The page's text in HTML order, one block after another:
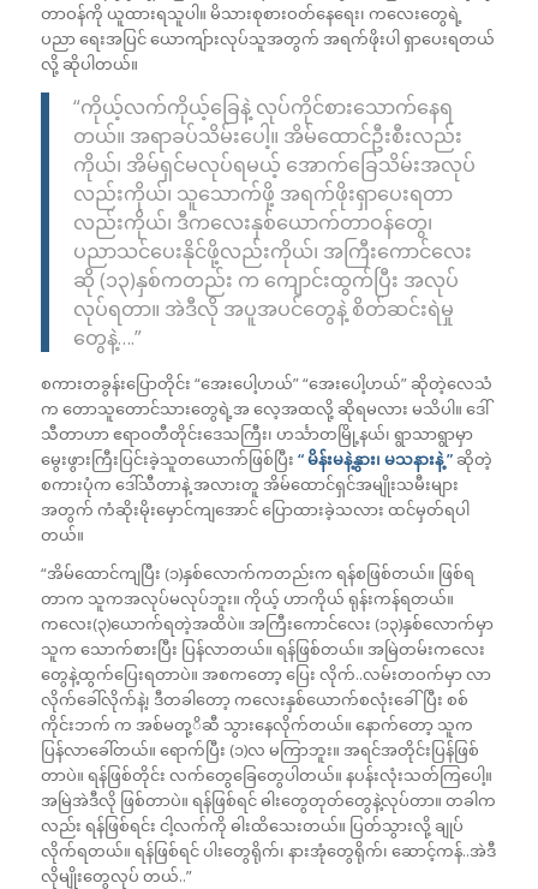
တာဝန်ကို ယူထားရသူပါ။ မိသားစုစားဝတ်နေရေး၊ ကလေးတွေရဲ့
ပညာ ရေးအပြင် ယောကျ်ားလုပ်သူအတွက် အရက်ဖိုးပါ ရှာပေးရတယ်
လို့ ဆိုပါတယ်။
“ကိုယ့်လက်ကိုယ့်ခြေနဲ့ လုပ်ကိုင်စားသောက်နေရ
တယ်။ အရာခပ်သိမ်းပေါ့။ အိမ်ထောင်ဦးစီးလည်း
ကိုယ်၊ အိမ်ရှင်မလုပ်ရမယ့် အောက်ခြေသိမ်းအလုပ်
လည်းကိုယ်၊ သူသောက်ဖို့ အရက်ဖိုးရှာပေးရတာ
လည်းကိုယ်၊ ဒီကလေးနှစ်ယောက်တာဝန်တွေ၊
ပညာသင်ပေးနိုင်ဖို့လည်းကိုယ်၊ အကြီးကောင်လေး
ဆို (၁၃)နှစ်ကတည်း က ကျောင်းထွက်ပြီး အလုပ်
လုပ်ရတာ။ အဲဒီလို အပူအပင်တွေနဲ့ စိတ်ဆင်းရဲမှု
တွေနဲ့….”
စကားတခွန်းပြောတိုင်း “အေးပေါ့ဟယ်” “အေးပေါ့ဟယ်” ဆိုတဲ့လေသံ
က တောသူတောင်သားတွေရဲ့အ လေ့အထလို့ ဆိုရမလား မသိပါ။ ဒေါ်
သီတာဟာ ဧရာဝတီတိုင်းဒေသကြီး၊ ဟင်္သာတမြို့နယ်၊ ရွာသာရွာမှာ
မွေးဖွားကြီးပြင်းခဲ့သူတယောက်ဖြစ်ပြီး “ မိန်းမနဲ့နွား၊ မသနားနဲ့ ”ဆိုတဲ့
စကားပုံက ဒေါ်သီတာနဲ့ အလားတူ အိမ်ထောင်ရှင်အမျိုးသမီးများ
အတွက် ကံဆိုးမိုးမှောင်ကျအောင် ပြောထားခဲ့သလား ထင်မှတ်ရပါ
တယ်။
“အိမ်ထောင်ကျပြီး (၁)နှစ်လောက်ကတည်းက ရန်စဖြစ်တယ်။ ဖြစ်ရ
တာက သူကအလုပ်မလုပ်ဘူး။ ကိုယ့် ဟာကိုယ် ရုန်းကန်ရတယ်။
ကလေး(၃)ယောက်ရတဲ့အထိပဲ။ အကြီးကောင်လေး (၁၃)နှစ်လောက်မှာ
သူက သောက်စားပြီး ပြန်လာတယ်။ ရန်ဖြစ်တယ်။ အမြဲတမ်းကလေး
တွေနဲ့ထွက်ပြေးရတာပဲ။ အစကတော့ ပြေး လိုက်..လမ်းတဝက်မှာ လာ
လိုက်ခေါ်လိုက်နဲ့၊ ဒီတခါတော့ ကလေးနှစ်ယောက်စလုံးခေါ်ပြီး စစ်
ကိုင်းဘက် က အစ်မတု့ိဆီ သွားနေလိုက်တယ်။ နောက်တော့ သူက
ပြန်လာခေါ်တယ်။ ရောက်ပြီး (၁)လ မကြာဘူး။ အရင်အတိုင်းပြန်ဖြစ်
တာပဲ။ ရန်ဖြစ်တိုင်း လက်တွေခြေတွေပါတယ်။ နပန်းလုံးသတ်ကြပေါ့။
အမြဲအဲဒီလို ဖြစ်တာပဲ။ ရန်ဖြစ်ရင် ဓါးတွေတုတ်တွေနဲ့လုပ်တာ။ တခါက
လည်း ရန်ဖြစ်ရင်း ငါ့လက်ကို ဓါးထိသေးတယ်။ ပြတ်သွားလို့ ချုပ်
လိုက်ရတယ်။ ရန်ဖြစ်ရင် ပါးတွေရိုက်၊ နားအုံတွေရိုက်၊ ဆောင့်ကန်..အဲဒီ
လိုမျိုးတွေလုပ် တယ်..”